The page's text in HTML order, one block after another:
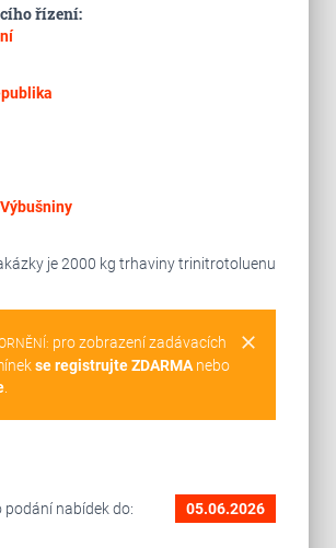
řízení:
Výbušniny
je 2000 kg trhaviny trinitrotoluenu
clear
pro zobrazení zadávacích
se registrujte ZDARMAnebo
.
podání nabídek do: 05.06.2026